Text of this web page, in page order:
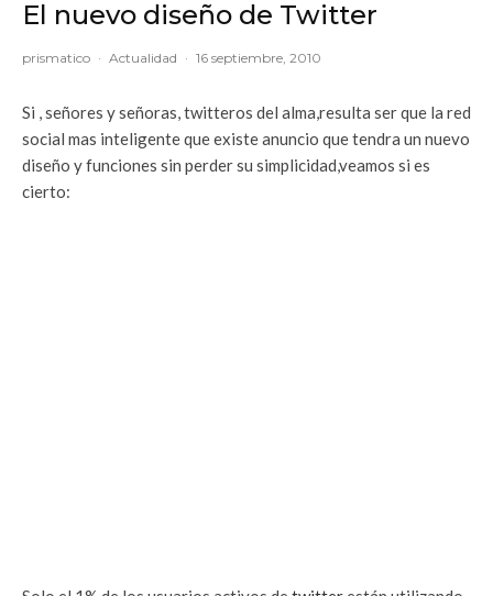
El nuevo diseño de Twitter
prismatico · Actualidad · 16 septiembre, 2010
Si , señores y señoras, twitteros del alma,resulta ser que la red
social mas inteligente que existe anuncio que tendra un nuevo
diseño y funciones sin perder su simplicidad,veamos si es
cierto: